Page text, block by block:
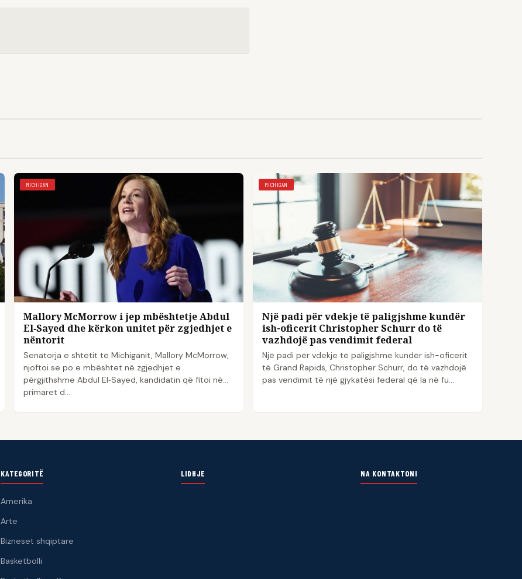
MICHIGAN
Mallory McMorrow i jep mbështetje Abdul
El‑Sayed dhe kërkon unitet për zgjedhjet e
nëntorit
Senatorja e shtetit të Michiganit, Mallory McMorrow,
njoftoi se po e mbështet në zgjedhjet e
përgjithshme Abdul El‑Sayed, kandidatin që fitoi në
primaret d...
MICHIGAN
Një padi për vdekje të paligjshme kundër
ish-oficerit Christopher Schurr do të
vazhdojë pas vendimit federal
Një padi për vdekje të paligjshme kundër ish-oficerit
të Grand Rapids, Christopher Schurr, do të vazhdojë
pas vendimit të një gjykatësi federal që la në fu...
KATEGORITË
Amerika
Arte
Bizneset shqiptare
Basketbolli
LIDHJE NA KONTAKTONI